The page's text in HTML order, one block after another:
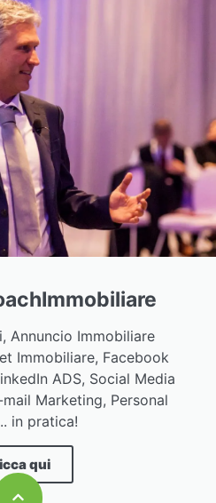
Annuncio Immobiliare
Immobiliare, Facebook
ADS, Social Media
Marketing, Personal
in pratica!
qui